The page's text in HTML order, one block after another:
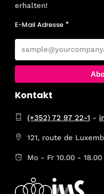
erhalten!
E-Mail Adresse
Kontakt
(+352) 72 97 22-1 -
121, route de
Mo - Fr 10.00 -